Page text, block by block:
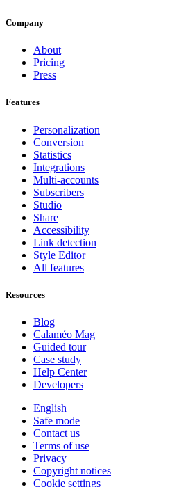
Company
About
Pricing
Press
Features
Personalization
Conversion
Statistics
Integrations
Multi-accounts
Subscribers
Studio
Share
Accessibility
Link detection
Style Editor
All features
Resources
Blog
Calaméo Mag
Guided tour
Case study
Help Center
Developers
English
Safe mode
Contact us
Terms of use
Privacy
Copyright notices
Cookie settings